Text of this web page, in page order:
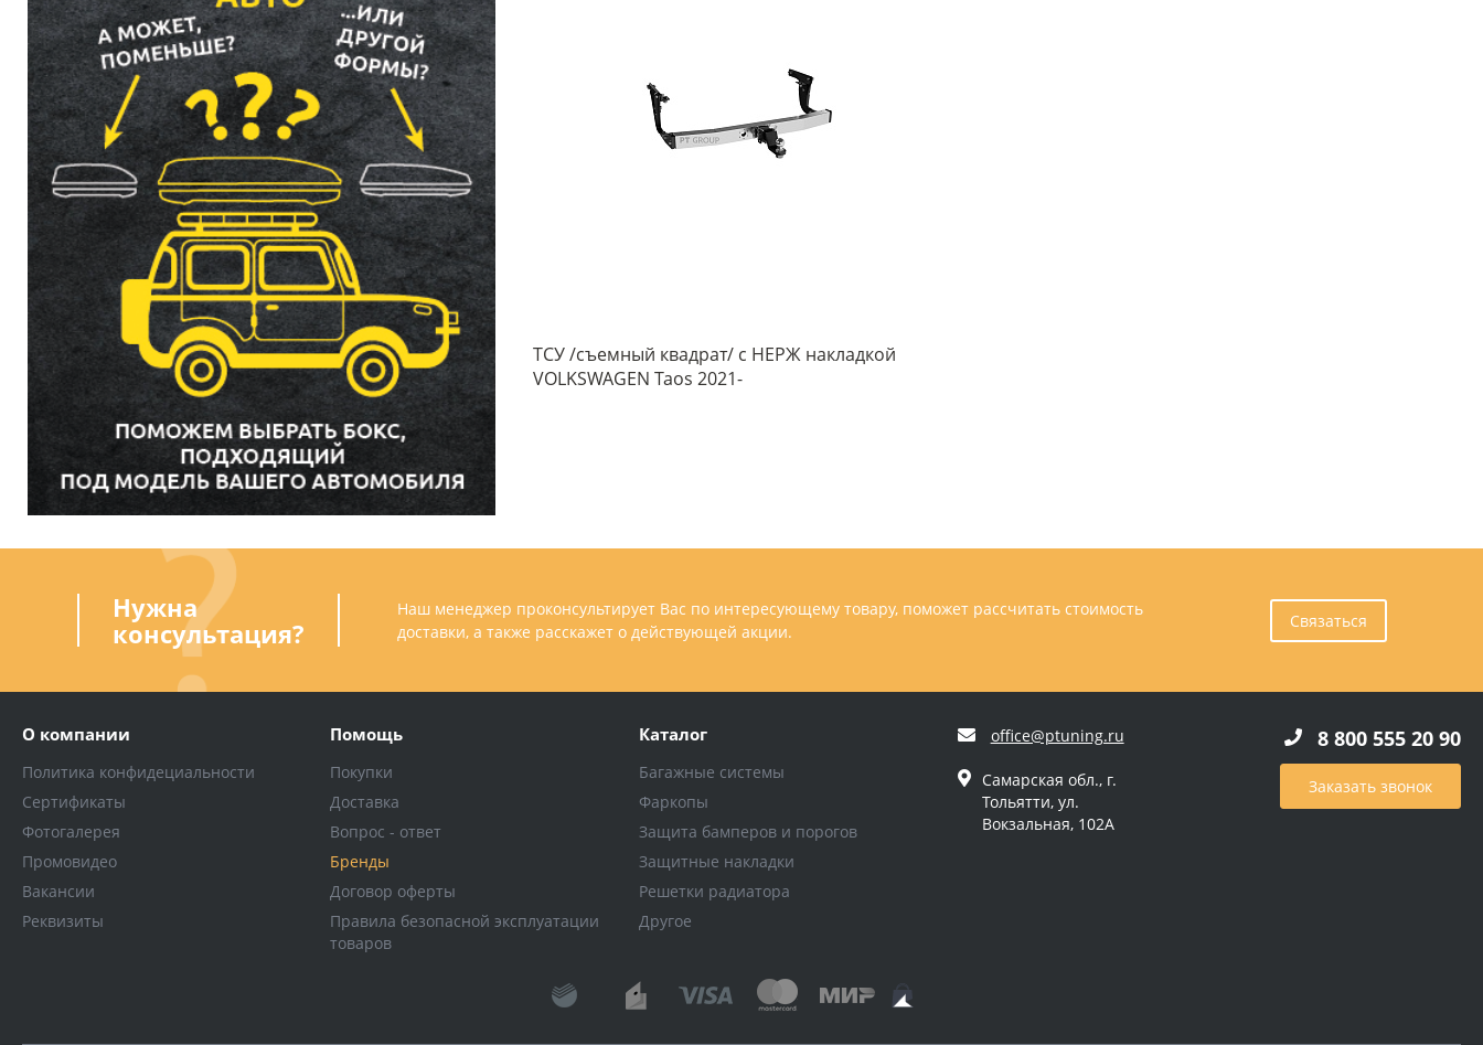
ТСУ /съемный квадрат/ c НЕРЖ накладкой
VOLKSWAGEN Taos 2021-
Нужна
консультация?
Наш менеджер проконсультирует Вас по интересующему товару, поможет рассчитать стоимость
доставки, а также расскажет о действующей акции.
Связаться
О компании
Политика конфидециальности
Сертификаты
Фотогалерея
Промовидео
Вакансии
Реквизиты
Помощь
Покупки
Доставка
Вопрос - ответ
Бренды
Договор оферты
Правила безопасной эксплуатации
товаров
Каталог
Багажные системы
Фаркопы
Защита бамперов и порогов
Защитные накладки
Решетки радиатора
Другое
office@ptuning.ru
Самарская обл., г.
Тольятти, ул.
Вокзальная, 102А
8 800 555 20 90
Заказать звонок